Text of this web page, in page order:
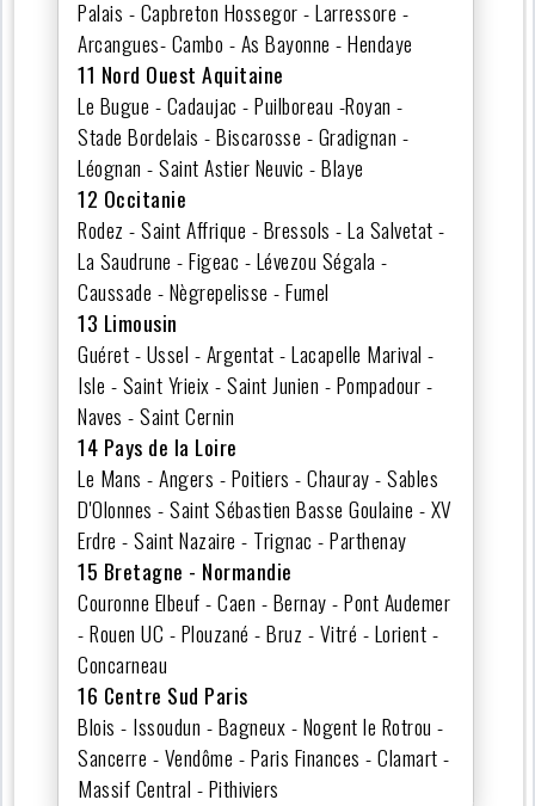
Palais - Capbreton Hossegor - Larressore -
Arcangues- Cambo - As Bayonne - Hendaye
11 Nord Ouest Aquitaine
Le Bugue - Cadaujac - Puilboreau -Royan -
Stade Bordelais - Biscarosse - Gradignan -
Léognan - Saint Astier Neuvic - Blaye
12 Occitanie
Rodez - Saint Affrique - Bressols - La Salvetat -
La Saudrune - Figeac - Lévezou Ségala -
Caussade - Nègrepelisse - Fumel
13 Limousin
Guéret - Ussel - Argentat - Lacapelle Marival -
Isle - Saint Yrieix - Saint Junien - Pompadour -
Naves - Saint Cernin
14 Pays de la Loire
Le Mans - Angers - Poitiers - Chauray - Sables
D'Olonnes - Saint Sébastien Basse Goulaine - XV
Erdre - Saint Nazaire - Trignac - Parthenay
15 Bretagne - Normandie
Couronne Elbeuf - Caen - Bernay - Pont Audemer
- Rouen UC - Plouzané - Bruz - Vitré - Lorient -
Concarneau
16 Centre Sud Paris
Blois - Issoudun - Bagneux - Nogent le Rotrou -
Sancerre - Vendôme - Paris Finances - Clamart -
Massif Central - Pithiviers